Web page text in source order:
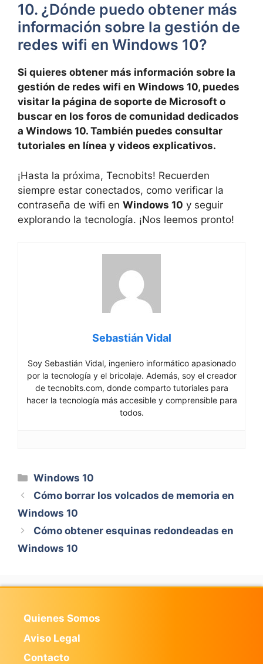
10. ¿Dónde puedo obtener más
información sobre la gestión de
redes wifi en Windows 10?
Si quieres obtener más información sobre la
gestión de redes wifi en Windows 10, puedes
visitar la página de soporte de Microsoft o
buscar en los foros de comunidad dedicados
a Windows 10. También puedes consultar
tutoriales en línea y videos explicativos.
¡Hasta la próxima, Tecnobits! Recuerden
siempre estar conectados, como verificar la
contraseña de wifi en Windows 10 y seguir
explorando la tecnología. ¡Nos leemos pronto!
Sebastián Vidal
Soy Sebastián Vidal, ingeniero informático apasionado
por la tecnología y el bricolaje. Además, soy el creador
de tecnobits.com, donde comparto tutoriales para
hacer la tecnología más accesible y comprensible para
todos.
Categorías
Windows 10
Cómo borrar los volcados de memoria en
Windows 10
Cómo obtener esquinas redondeadas en
Windows 10
Quienes Somos
Aviso Legal
Contacto